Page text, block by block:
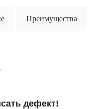
Преимущества
дефект!